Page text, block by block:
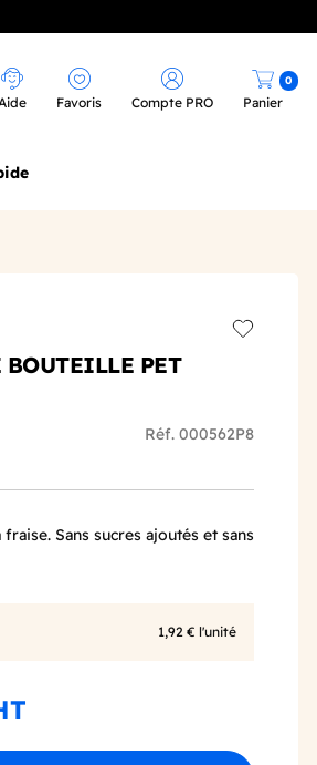
Favoris Compte PRO Panier
0
PET
Réf. 000562P8
Sans sucres ajoutés et sans
1,92 € l'unité